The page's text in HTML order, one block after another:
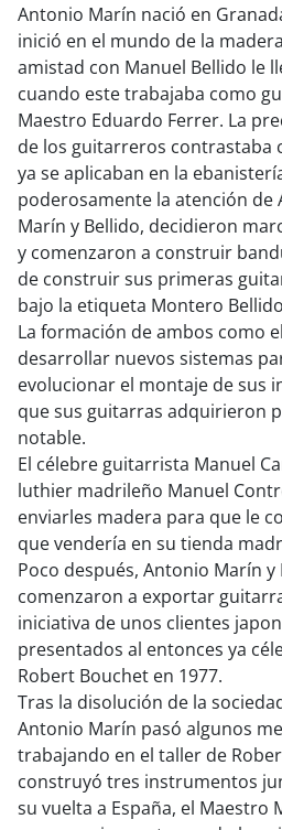
Antonio Marín nació en
inició en el mundo de la
amistad con Manuel Bellido le
cuando este trabajaba como
Maestro Eduardo Ferrer. La
de los guitarreros contrastaba
ya se aplicaban en la
poderosamente la atención de
Marín y Bellido, decidieron
y comenzaron a construir
de construir sus primeras
bajo la etiqueta Montero
La formación de ambos como
desarrollar nuevos sistemas
evolucionar el montaje de sus
que sus guitarras adquirieron
notable.
El célebre guitarrista Manuel
luthier madrileño Manuel
enviarles madera para que le
que vendería en su tienda
Poco después, Antonio Marín y
comenzaron a exportar
iniciativa de unos clientes
presentados al entonces ya
Robert Bouchet en 1977.
Tras la disolución de la
Antonio Marín pasó algunos
trabajando en el taller de
construyó tres instrumentos
su vuelta a España, el Maestro